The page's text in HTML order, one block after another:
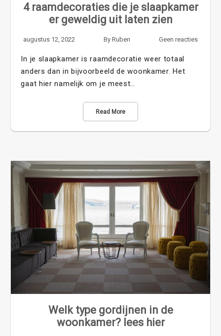
4 raamdecoraties die je slaapkamer
er geweldig uit laten zien
augustus 12, 2022 By Ruben Geen reacties
In je slaapkamer is raamdecoratie weer totaal
anders dan in bijvoorbeeld de woonkamer. Het
gaat hier namelijk om je meest…
Read More
Welk type gordijnen in de
woonkamer? lees hier